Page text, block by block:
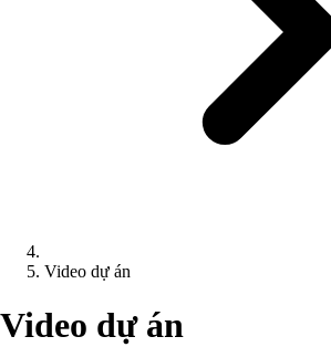
Video dự án
Video dự án